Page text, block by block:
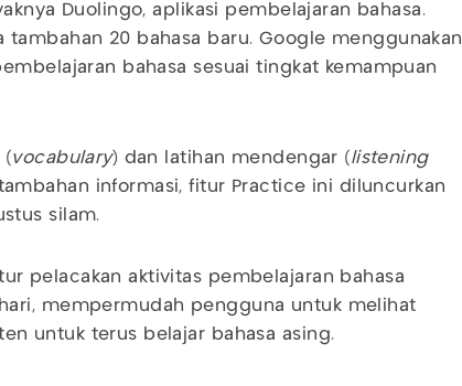
Duolingo, aplikasi pembelajaran bahasa.
tambahan 20 bahasa baru. Google menggunakan
bahasa sesuai tingkat kemampuan
( vocabulary) dan latihan mendengar ( listening
informasi, fitur Practice ini diluncurkan
silam.
pelacakan aktivitas pembelajaran bahasa
mempermudah pengguna untuk melihat
untuk terus belajar bahasa asing.